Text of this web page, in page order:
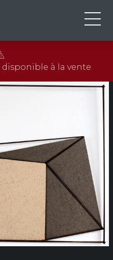
EN
FR
à la vente